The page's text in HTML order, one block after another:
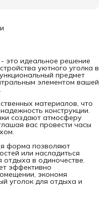
это идеальное решение
уютного уголка в
предмет
элементом вашей
материалов, что
конструкции.
создают атмосферу
вас провести часы
форма позволяют
или насладиться
в одиночестве.
эффективно
экономя
уголок для отдыха и